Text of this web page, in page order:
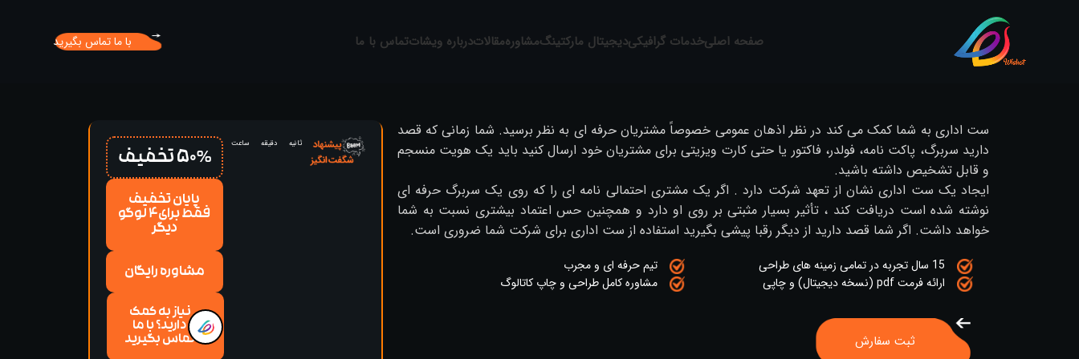
صفحه اصلیخدمات گرافیکیدیجیتال مارکتینگمشاورهمقالاتدرباره ویشاتتماس با ما با ما تماس بگیرید
ست اداری به شما کمک می کند در نظر اذهان عمومی خصوصاً مشتریان حرفه ای به نظر برسید. شما زمانی که قصد
دارید سربرگ، پاکت نامه، فولدر، فاکتور یا حتی کارت ویزیتی برای مشتریان خود ارسال کنید باید یک هویت منسجم
و قابل تشخیص داشته باشید.
ایجاد یک ست اداری نشان از تعهد شرکت دارد . اگر یک مشتری احتمالی نامه ای را که روی یک سربرگ حرفه ‌ای
نوشته شده است دریافت کند ، تأثیر بسیار مثبتی بر روی او دارد و همچنین حس اعتماد بیشتری نسبت به شما
خواهد داشت. اگر شما قصد دارید از دیگر رقبا پیشی بگیرید استفاده از ست اداری برای شرکت شما ضروری است.
15 سال تجربه در تمامی زمینه های طراحی
ارائه فرمت pdf (نسخه دیجیتال) و چاپی
تیم حرفه ای و مجرب
مشاوره کامل طراحی و چاپ کاتالوگ
ثبت سفارش
ساعت دقیقه ثانیه
50% تخفیف
پایان تخفیف
فقط برای4 لوگو
دیگر
مشاوره رایگان
نیاز به کمک
دارید؟ با ما
تماس بگیرید